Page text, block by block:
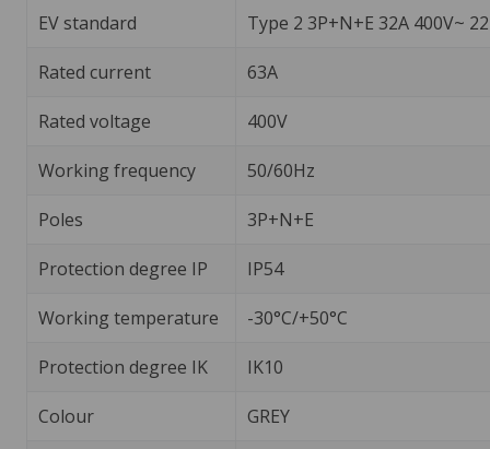
EV standard Type 2 3P+N+E 32A 400V~
Rated current 63A
Rated voltage 400V
Working frequency 50/60Hz
Poles 3P+N+E
Protection degree IP IP54
Working temperature -30°C/+50°C
Protection degree IK IK10
Colour GREY